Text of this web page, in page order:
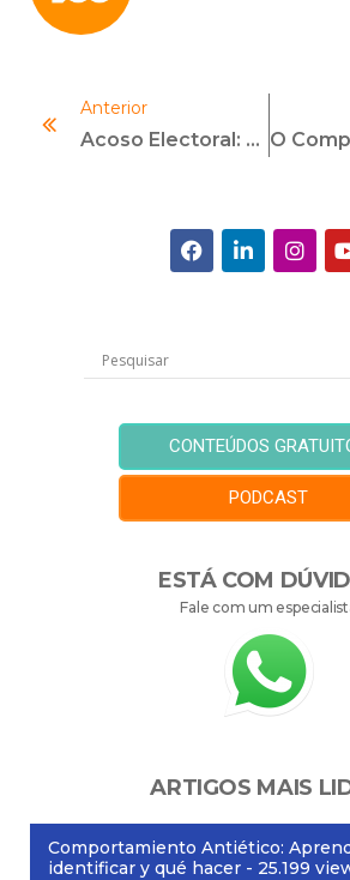
Anterior
Acoso Electoral: El Riesgo Silencioso Que Las Empresas Aún Subestiman De Cara Al Ciclo Electoral De 2026
CONTEÚDOS
PODCAST
ESTÁ COM
Fale com um
ARTIGOS MAIS
Comportamiento Antiético:
identificar y qué hacer - 25.199